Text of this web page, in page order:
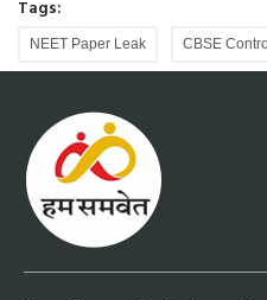
Tags:
NEET Paper Leak CBSE